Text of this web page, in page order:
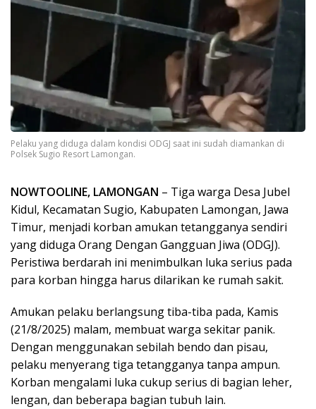
Pelaku yang diduga dalam kondisi ODGJ saat ini sudah diamankan di
Polsek Sugio Resort Lamongan.
NOWTOOLINE, ​LAMONGAN – Tiga warga Desa Jubel
Kidul, Kecamatan Sugio, Kabupaten Lamongan, Jawa
Timur, menjadi korban amukan tetangganya sendiri
yang diduga Orang Dengan Gangguan Jiwa (ODGJ).
Peristiwa berdarah ini menimbulkan luka serius pada
para korban hingga harus dilarikan ke rumah sakit.
Amukan pelaku berlangsung tiba-tiba pada, Kamis
(21/8/2025) malam, membuat warga sekitar panik.
Dengan menggunakan sebilah bendo dan pisau,
pelaku menyerang tiga tetangganya tanpa ampun.
Korban mengalami luka cukup serius di bagian leher,
lengan, dan beberapa bagian tubuh lain.